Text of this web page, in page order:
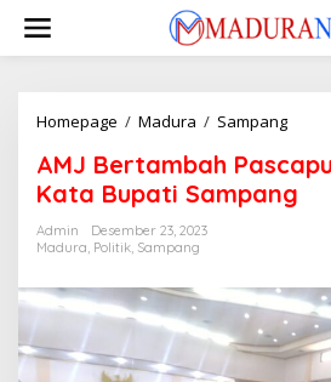
konten
Homepage / Madura / SampangAMJ
MK,
Ini
AMJ Bertambah
Kata Bupati Sampang
Admin
Desember 23, 2023
Madura, Politik, Sampang